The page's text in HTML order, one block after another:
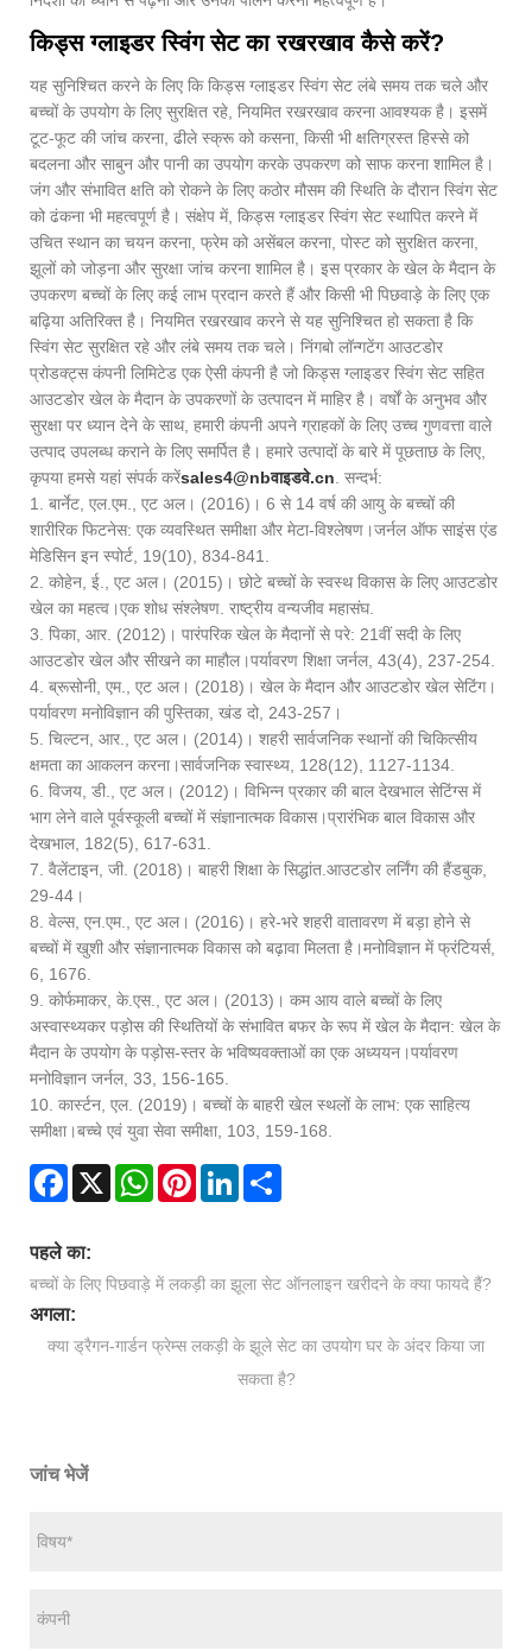
किड्स ग्लाइडर स्विंग सेट का रखरखाव कैसे करें?
यह सुनिश्चित करने के लिए कि किड्स ग्लाइडर स्विंग सेट लंबे समय तक चले और
बच्चों के उपयोग के लिए सुरक्षित रहे, नियमित रखरखाव करना आवश्यक है। इसमें
टूट-फूट की जांच करना, ढीले स्क्रू को कसना, किसी भी क्षतिग्रस्त हिस्से को
बदलना और साबुन और पानी का उपयोग करके उपकरण को साफ करना शामिल है।
जंग और संभावित क्षति को रोकने के लिए कठोर मौसम की स्थिति के दौरान स्विंग सेट
को ढंकना भी महत्वपूर्ण है। संक्षेप में, किड्स ग्लाइडर स्विंग सेट स्थापित करने में
उचित स्थान का चयन करना, फ्रेम को असेंबल करना, पोस्ट को सुरक्षित करना,
झूलों को जोड़ना और सुरक्षा जांच करना शामिल है। इस प्रकार के खेल के मैदान के
उपकरण बच्चों के लिए कई लाभ प्रदान करते हैं और किसी भी पिछवाड़े के लिए एक
बढ़िया अतिरिक्त है। नियमित रखरखाव करने से यह सुनिश्चित हो सकता है कि
स्विंग सेट सुरक्षित रहे और लंबे समय तक चले। निंगबो लॉन्गटेंग आउटडोर
प्रोडक्ट्स कंपनी लिमिटेड एक ऐसी कंपनी है जो किड्स ग्लाइडर स्विंग सेट सहित
आउटडोर खेल के मैदान के उपकरणों के उत्पादन में माहिर है। वर्षों के अनुभव और
सुरक्षा पर ध्यान देने के साथ, हमारी कंपनी अपने ग्राहकों के लिए उच्च गुणवत्ता वाले
उत्पाद उपलब्ध कराने के लिए समर्पित है। हमारे उत्पादों के बारे में पूछताछ के लिए,
कृपया हमसे यहां संपर्क करेंsales4@nbवाइडवे.cn . सन्दर्भ:
1. बार्नेट, एल.एम., एट अल। (2016)। 6 से 14 वर्ष की आयु के बच्चों की
शारीरिक फिटनेस: एक व्यवस्थित समीक्षा और मेटा-विश्लेषण।जर्नल ऑफ साइंस एंड
मेडिसिन इन स्पोर्ट, 19(10), 834-841.
2. कोहेन, ई., एट अल। (2015)। छोटे बच्चों के स्वस्थ विकास के लिए आउटडोर
खेल का महत्व।एक शोध संश्लेषण . राष्ट्रीय वन्यजीव महासंघ.
3. पिका, आर. (2012)। पारंपरिक खेल के मैदानों से परे: 21वीं सदी के लिए
आउटडोर खेल और सीखने का माहौल।पर्यावरण शिक्षा जर्नल, 43(4), 237-254.
4. ब्रूसोनी, एम., एट अल। (2018)। खेल के मैदान और आउटडोर खेल सेटिंग।
पर्यावरण मनोविज्ञान की पुस्तिका, खंड दो, 243-257।
5. चिल्टन, आर., एट अल। (2014)। शहरी सार्वजनिक स्थानों की चिकित्सीय
क्षमता का आकलन करना।सार्वजनिक स्वास्थ्य, 128(12), 1127-1134.
6. विजय, डी., एट अल। (2012)। विभिन्न प्रकार की बाल देखभाल सेटिंग्स में
भाग लेने वाले पूर्वस्कूली बच्चों में संज्ञानात्मक विकास।प्रारंभिक बाल विकास और
देखभाल, 182(5), 617-631.
7. वैलेंटाइन, जी. (2018)। बाहरी शिक्षा के सिद्धांत. आउटडोर लर्निंग की हैंडबुक,
29-44।
8. वेल्स, एन.एम., एट अल। (2016)। हरे-भरे शहरी वातावरण में बड़ा होने से
बच्चों में खुशी और संज्ञानात्मक विकास को बढ़ावा मिलता है।मनोविज्ञान में फ्रंटियर्स,
6 , 1676.
9. कोर्फमाकर, के.एस., एट अल। (2013)। कम आय वाले बच्चों के लिए
अस्वास्थ्यकर पड़ोस की स्थितियों के संभावित बफर के रूप में खेल के मैदान: खेल के
मैदान के उपयोग के पड़ोस-स्तर के भविष्यवक्ताओं का एक अध्ययन।पर्यावरण
मनोविज्ञान जर्नल, 33 , 156-165.
10. कार्स्टन, एल. (2019)। बच्चों के बाहरी खेल स्थलों के लाभ: एक साहित्य
समीक्षा।बच्चे एवं युवा सेवा समीक्षा, 103 , 159-168.
Facebook
X WhatsAppPinterestLinkedIn
पहले का:
बच्चों के लिए पिछवाड़े में लकड़ी का झूला सेट ऑनलाइन खरीदने के क्या फायदे हैं?
अगला:
क्या ड्रैगन-गार्डन फ्रेम्स लकड़ी के झूले सेट का उपयोग घर के अंदर किया जा
सकता है?
जांच भेजें